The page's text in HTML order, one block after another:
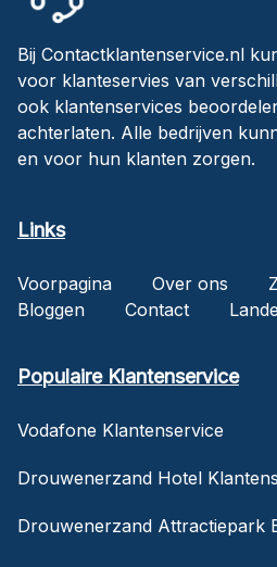
Bij Contactklantenservice.nl
voor klanteservies van
ook klantenservices
achterlaten. Alle bedrijven
en voor hun klanten zorgen.
Links
Voorpagina Over ons
Bloggen
Contact
Populaire Klantenservice
Vodafone Klantenservice
Drouwenerzand Hotel
Drouwenerzand Attractiepark